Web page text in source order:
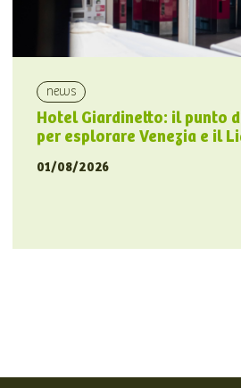
news
Hotel Giardinetto: il punto
per esplorare Venezia e il
01/08/2026